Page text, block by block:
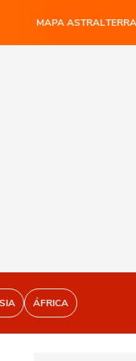
MAPA ASTRAL
ÁFRICA